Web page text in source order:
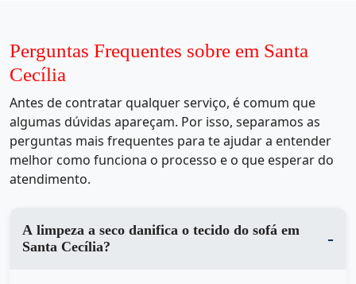
Perguntas Frequentes sobre em Santa
Cecília
Antes de contratar qualquer serviço, é comum que
algumas dúvidas apareçam. Por isso, separamos as
perguntas mais frequentes para te ajudar a entender
melhor como funciona o processo e o que esperar do
atendimento.
A limpeza a seco danifica o tecido do sofá em
Santa Cecília?